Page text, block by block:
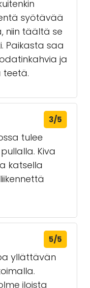
syötävää
niin täältä se
Paikasta saa
ja
teetä.
3/5
tulee
Kiva
katsella
5/5
yllättävän
iloista